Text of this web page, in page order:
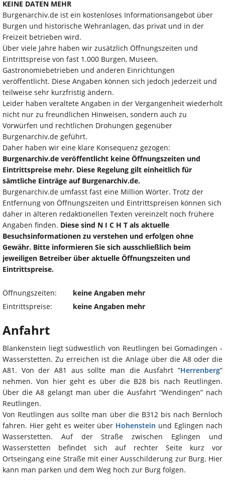
KEINE DATEN MEHR
Burgenarchiv.de ist ein kostenloses Informationsangebot über
Burgen und historische Wehranlagen, das privat und in der
Freizeit betrieben wird.
Über viele Jahre haben wir zusätzlich Öffnungszeiten und
Eintrittspreise von fast 1.000 Burgen, Museen,
Gastronomiebetrieben und anderen Einrichtungen
veröffentlicht. Diese Angaben können sich jedoch jederzeit und
teilweise sehr kurzfristig ändern.
Leider haben veraltete Angaben in der Vergangenheit wiederholt
nicht nur zu freundlichen Hinweisen, sondern auch zu
Vorwürfen und rechtlichen Drohungen gegenüber
Burgenarchiv.de geführt.
Daher haben wir eine klare Konsequenz gezogen:
Burgenarchiv.de veröffentlicht keine Öffnungszeiten und
Eintrittspreise mehr. Diese Regelung gilt einheitlich für
sämtliche Einträge auf Burgenarchiv.de.
Burgenarchiv.de umfasst fast eine Million Wörter. Trotz der
Entfernung von Öffnungszeiten und Eintrittspreisen können sich
daher in älteren redaktionellen Texten vereinzelt noch frühere
Angaben finden. Diese sind N I C H T als aktuelle
Besuchsinformationen zu verstehen und erfolgen ohne
Gewähr. Bitte informieren Sie sich ausschließlich beim
jeweiligen Betreiber über aktuelle Öffnungszeiten und
Eintrittspreise.
Öffnungszeiten:
keine Angaben mehr
Eintrittspreise:
keine Angaben mehr
Anfahrt
Blankenstein liegt südwestlich von Reutlingen bei Gomadingen -
Wasserstetten. Zu erreichen ist die Anlage über die A8 oder die
A81. Von der A81 aus sollte man die Ausfahrt ”Herrenberg”
nehmen. Von hier geht es über die B28 bis nach Reutlingen.
Über die A8 gelangt man über die Ausfahrt ”Wendingen” nach
Reutlingen.
Von Reutlingen aus sollte man über die B312 bis nach Bernloch
fahren. Hier geht es weiter über Hohenstein und Eglingen nach
Wasserstetten. Auf der Straße zwischen Eglingen und
Wasserstetten befindet sich auf rechter Seite kurz vor
Ortseingang eine Straße mit einer Ausschilderung zur Burg. Hier
kann man parken und dem Weg hoch zur Burg folgen.